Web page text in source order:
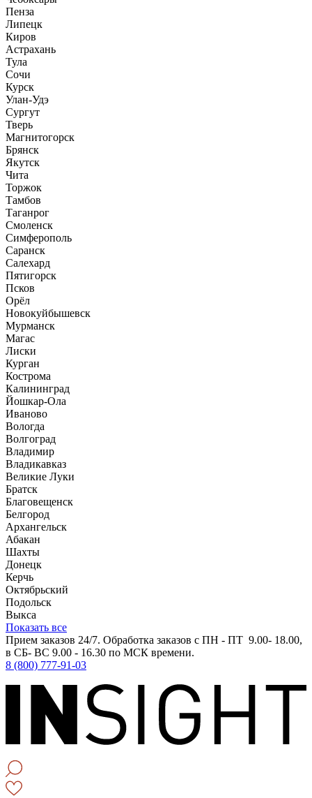
Пенза
Липецк
Киров
Астрахань
Тула
Сочи
Курск
Улан-Удэ
Сургут
Тверь
Магнитогорск
Брянск
Якутск
Чита
Торжок
Тамбов
Таганрог
Смоленск
Симферополь
Саранск
Салехард
Пятигорск
Псков
Орёл
Новокуйбышевск
Мурманск
Магас
Лиски
Курган
Кострома
Калининград
Йошкар-Ола
Иваново
Вологда
Волгоград
Владимир
Владикавказ
Великие Луки
Братск
Благовещенск
Белгород
Архангельск
Абакан
Шахты
Донецк
Керчь
Октябрьский
Подольск
Выкса
Показать все
Прием заказов 24/7. Обработка заказов с ПН - ПТ 9.00- 18.00,
в СБ- ВС 9.00 - 16.30 по МСК времени.
8 (800) 777-91-03